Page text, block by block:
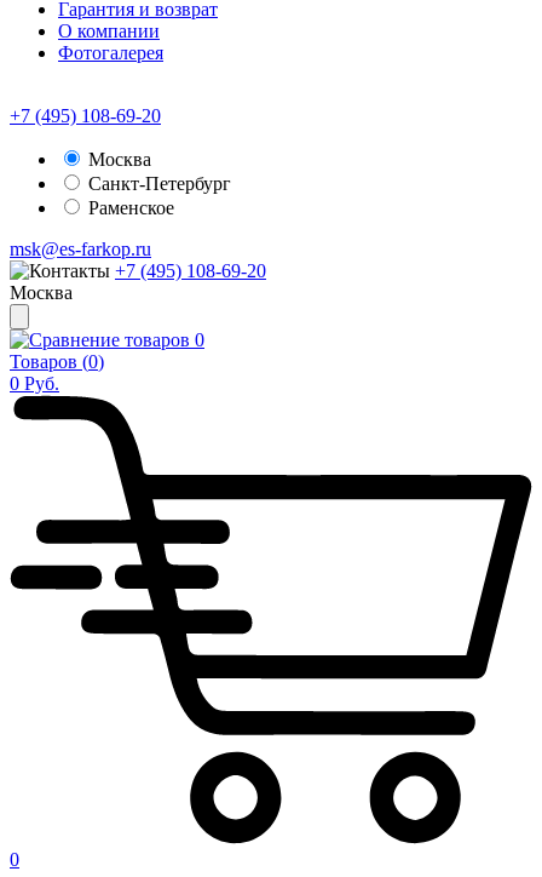
Гарантия и возврат
О компании
Фотогалерея
+7 (495) 108-69-20
Москва
Санкт-Петербург
Раменское
msk@es-farkop.ru
+7 (495) 108-69-20
Москва
0
Товаров (0)
0 Руб.
0